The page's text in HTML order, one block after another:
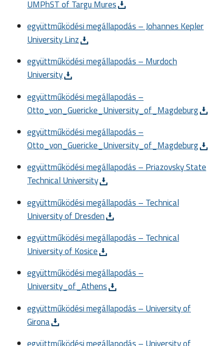
UMPhST of Targu Mures
együttműködési megállapodás – Johannes Kepler
University Linz
együttműködési megállapodás – Murdoch
University
együttműködési megállapodás –
Otto_von_Guericke_University_of_Magdeburg
együttműködési megállapodás –
Otto_von_Guericke_University_of_Magdeburg
együttműködési megállapodás – Priazovsky State
Technical University
együttműködési megállapodás – Technical
University of Dresden
együttműködési megállapodás – Technical
University of Kosice
együttműködési megállapodás –
University_of_Athens
együttműködési megállapodás – University of
Girona
együttműködési megállapodás – University of